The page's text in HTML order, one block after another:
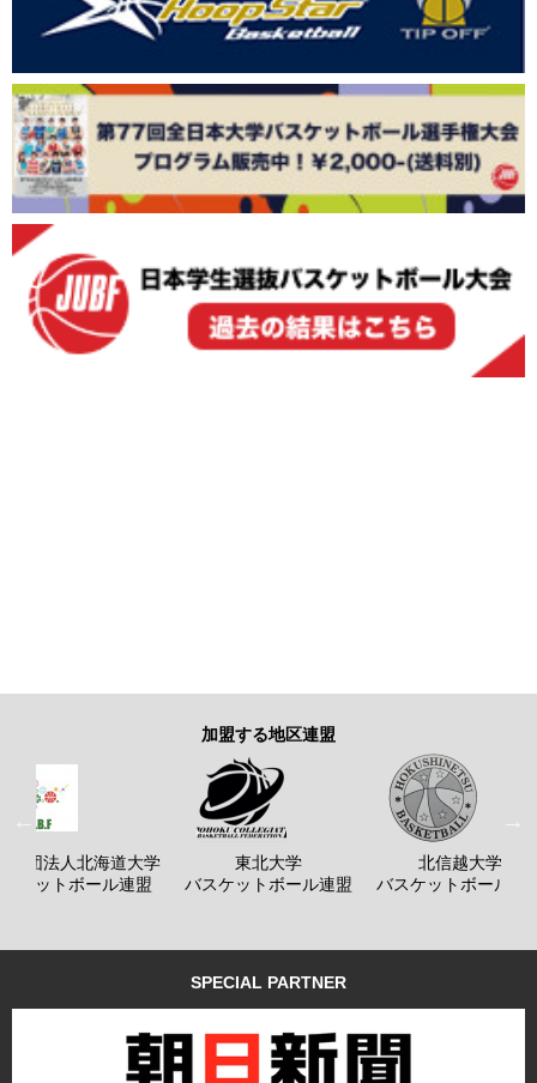
加盟する地区連盟
社団法人北海道大学
ケットボール連盟
東北大学
バスケットボール連盟
北信越大学
バスケットボール連
SPECIAL PARTNER